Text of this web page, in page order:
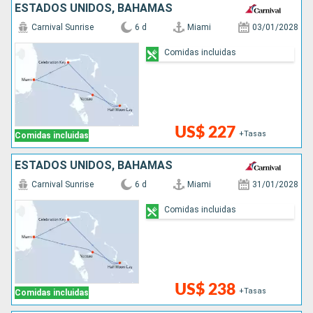
ESTADOS UNIDOS, BAHAMAS
Comidas incluidas
Carnival Sunrise 6 d Miami 03/01/2028
US$ 227 +Tasas
Comidas incluidas
ESTADOS UNIDOS, BAHAMAS
Comidas incluidas
Carnival Sunrise 6 d Miami 31/01/2028
US$ 238 +Tasas
Comidas incluidas